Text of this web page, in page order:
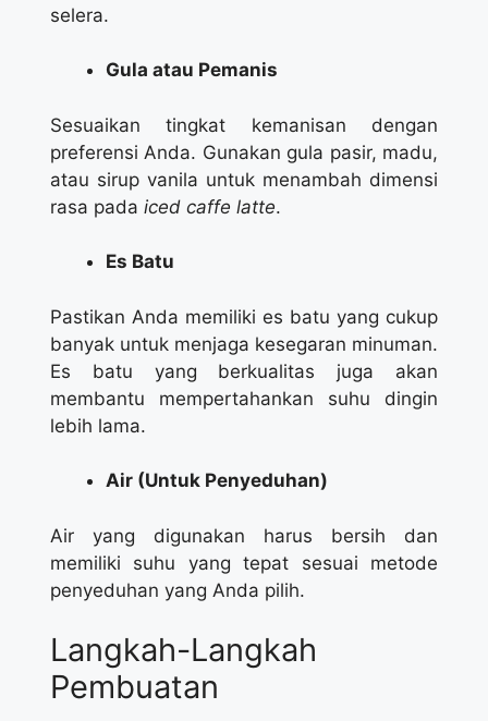
selera.
Gula atau Pemanis
Sesuaikan tingkat kemanisan dengan
preferensi Anda. Gunakan gula pasir, madu,
atau sirup vanila untuk menambah dimensi
rasa pada iced caffe latte.
Es Batu
Pastikan Anda memiliki es batu yang cukup
banyak untuk menjaga kesegaran minuman.
Es batu yang berkualitas juga akan
membantu mempertahankan suhu dingin
lebih lama.
Air (Untuk Penyeduhan)
Air yang digunakan harus bersih dan
memiliki suhu yang tepat sesuai metode
penyeduhan yang Anda pilih.
Langkah-Langkah
Pembuatan